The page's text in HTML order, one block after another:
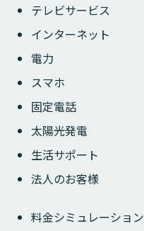
テレビサービス
インターネット
電力
スマホ
固定電話
太陽光発電
生活サポート
法人のお客様
料金シミュレーション